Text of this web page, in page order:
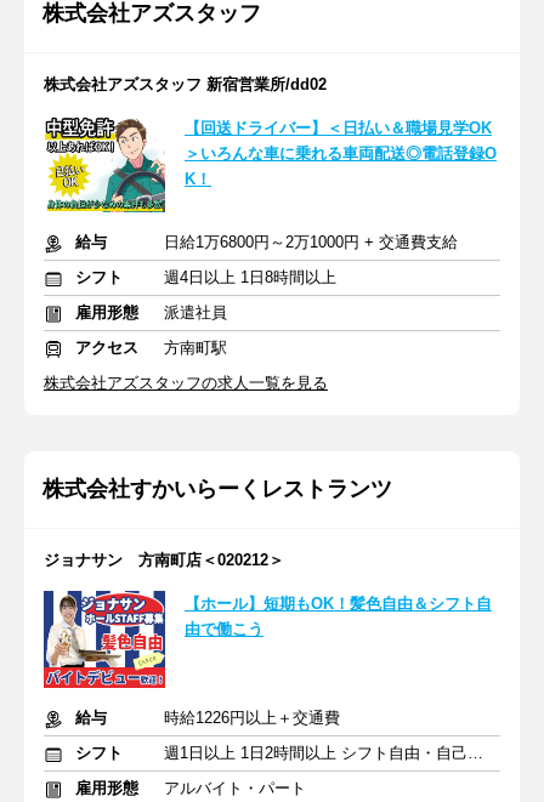
株式会社アズスタッフ
株式会社アズスタッフ 新宿営業所/dd02
【回送ドライバー】＜日払い＆職場見学OK
＞いろんな車に乗れる車両配送◎電話登録O
K！
給与
日給1万6800円～2万1000円 + 交通費支給
シフト
週4日以上 1日8時間以上
雇用形態
派遣社員
アクセス
方南町駅
株式会社アズスタッフの求人一覧を見る
株式会社すかいらーくレストランツ
ジョナサン 方南町店＜020212＞
【ホール】短期もOK！髪色自由＆シフト自
由で働こう
給与
時給1226円以上＋交通費
シフト
週1日以上 1日2時間以上 シフト自由・自己申告
雇用形態
アルバイト・パート